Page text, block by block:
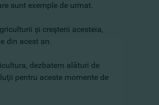
sunt exemple de urmat.
şi creşterii acesteia,
din acest an.
dezbatem alături de
pentru aceste momente de